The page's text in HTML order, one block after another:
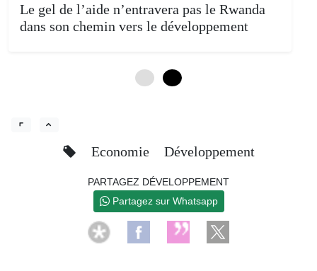
Le gel de l’aide n’entravera pas le Rwanda
dans son chemin vers le développement
Economie Développement
PARTAGEZ DÉVELOPPEMENT
Partagez sur Whatsapp